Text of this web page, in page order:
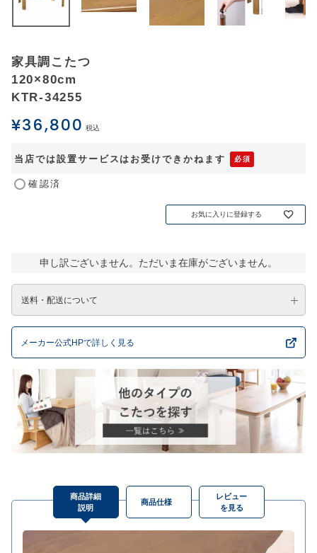
ログイン
家具調こたつ
120×80cm
KTR-34255
¥36,800 税込
当店では設置サービスはお受けできかねます
確認済
お気に入りに登録する
申し訳ございません。ただいま在庫がございません。
送料・配送について
メーカー公式HPで詳しく見る
商品詳細
説明
商品仕様
レビュー
を見る